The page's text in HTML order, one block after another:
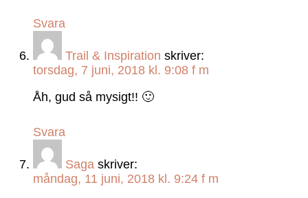
Svara
Trail & Inspiration skriver:
torsdag, 7 juni, 2018 kl. 9:08 f m
Åh, gud så mysigt!! 🙂
Svara
Saga skriver:
måndag, 11 juni, 2018 kl. 9:24 f m